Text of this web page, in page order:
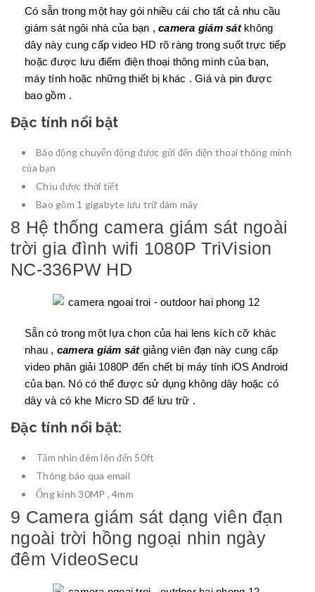
Có sẵn trong một hay gói nhiều cái cho tất cả nhu cầu
giám sát ngôi nhà của bạn , camera giám sátkhông
dây này cung cấp video HD rõ ràng trong suốt trực tiếp
hoặc được lưu điểm điện thoại thông minh của bạn,
máy tính hoặc những thiết bị khác . Giá và pin được
bao gồm .
Đặc tính nổi bật
Báo động chuyển động được gửi đến điện thoại thông minh
của bạn
Chịu được thời tiết
Bao gồm 1 gigabyte lưu trữ đám mây
8 Hệ thống camera giám sát ngoài
trời gia đình wifi 1080P TriVision
NC-336PW HD
Sẵn có trong một lựa chọn của hai lens kích cỡ khác
nhau , camera giám sátgiảng viên đạn này cung cấp
video phân giải 1080P đến chết bị máy tính iOS Android
của bạn. Nó có thể được sử dụng không dây hoặc có
dây và có khe Micro SD để lưu trữ .
Đặc tính nổi bật:
Tầm nhìn đêm lên đến 50ft
Thông báo qua email
Ống kính 30MP , 4mm
9 Camera giám sát dạng viên đạn
ngoài trời hồng ngoại nhin ngày
đêm VideoSecu